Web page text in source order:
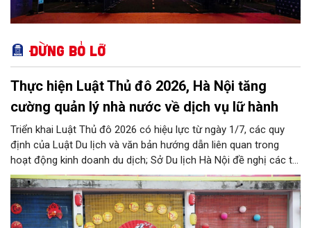
Đừng bỏ lỡ
Thực hiện Luật Thủ đô 2026, Hà Nội tăng
cường quản lý nhà nước về dịch vụ lữ hành
Triển khai Luật Thủ đô 2026 có hiệu lực từ ngày 1/7, các quy
định của Luật Du lịch và văn bản hướng dẫn liên quan trong
hoạt động kinh doanh du dịch; Sở Du lịch Hà Nội đề nghị các tổ
chức, đơn vị, doanh nghiệp kinh doanh dịch vụ lữ hành trên địa
bàn thành phố thực hiện một số nội dung quan trọng. Qua đó
góp phần thực hiện thắng lợi các mục tiêu phát triển du lịch Hà
Nội năm 2026 và giai đoạn tiếp theo.